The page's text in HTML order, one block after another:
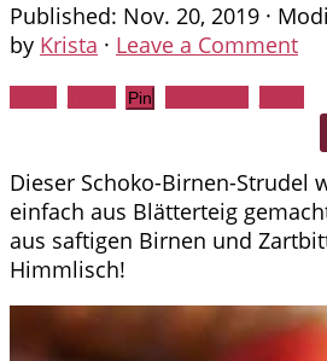
Published: Nov. 20, 2019 ·
by Krista · Leave a Comment
Pin
Dieser Schoko-Birnen-Strudel
einfach aus Blätterteig
aus saftigen Birnen und
Himmlisch!